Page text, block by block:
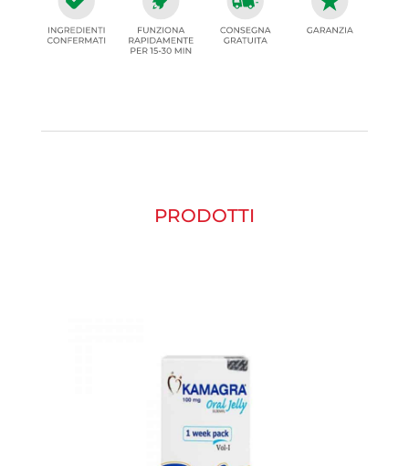
PRODOTTI